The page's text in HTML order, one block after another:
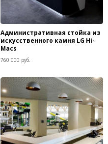
Административная стойка из
искусственного камня LG Hi-
Macs
760 000 руб.